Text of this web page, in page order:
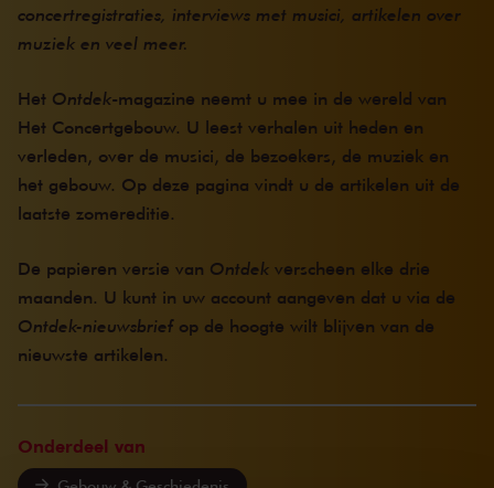
concertregistraties, interviews met musici, artikelen over
muziek en veel meer.
Het Ontdek-magazine neemt u mee in de wereld van
Het Concertgebouw. U leest verhalen uit heden en
verleden, over de musici, de bezoekers, de muziek en
het gebouw. Op deze pagina vindt u de artikelen uit de
laatste zomereditie.
De papieren versie van Ontdek verscheen elke drie
maanden. U kunt in uw account aangeven dat u via de
Ontdek-nieuwsbrief op de hoogte wilt blijven van de
nieuwste artikelen.
Onderdeel van